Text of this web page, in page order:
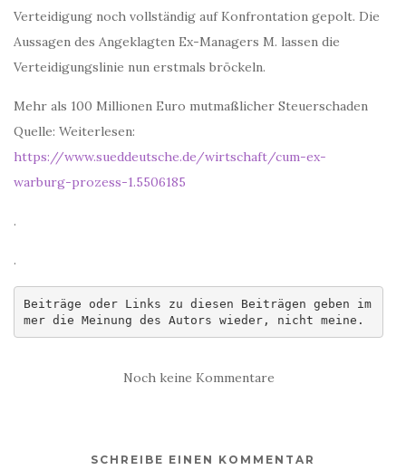
Verteidigung noch vollständig auf Konfrontation gepolt. Die
Aussagen des Angeklagten Ex-Managers M. lassen die
Verteidigungslinie nun erstmals bröckeln.
Mehr als 100 Millionen Euro mutmaßlicher Steuerschaden
Quelle: Weiterlesen:
https://www.sueddeutsche.de/wirtschaft/cum-ex-
warburg-prozess-1.5506185
.
.
Beiträge oder Links zu diesen Beiträgen geben im
mer die Meinung des Autors wieder, nicht meine.
Noch keine Kommentare
SCHREIBE EINEN KOMMENTAR